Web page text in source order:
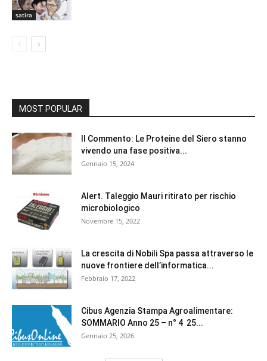
satira
MOST POPULAR
Il Commento: Le Proteine del Siero stanno
vivendo una fase positiva...
Gennaio 15, 2024
Alert. Taleggio Mauri ritirato per rischio
microbiologico
Novembre 15, 2022
La crescita di Nobili Spa passa attraverso le
nuove frontiere dell’informatica...
Febbraio 17, 2022
Cibus Agenzia Stampa Agroalimentare:
SOMMARIO Anno 25 – n° 4 25...
Gennaio 25, 2026